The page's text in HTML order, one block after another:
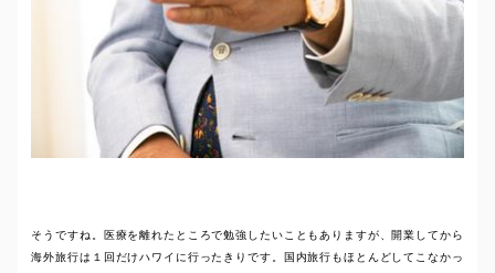
そうですね。医療を離れたところで勉強したいこともありますが、開業してから
海外旅行は１回だけハワイに行ったきりです。国内旅行もほとんどしてこなかっ